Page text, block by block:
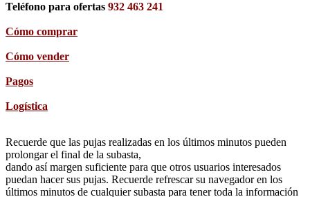
Teléfono para ofertas 932 463 241
Cómo comprar
Cómo vender
Pagos
Logística
Recuerde que las pujas realizadas en los últimos minutos pueden
prolongar el final de la subasta,
dando así margen suficiente para que otros usuarios interesados
puedan hacer sus pujas. Recuerde refrescar su navegador en los
últimos minutos de cualquier subasta para tener toda la información